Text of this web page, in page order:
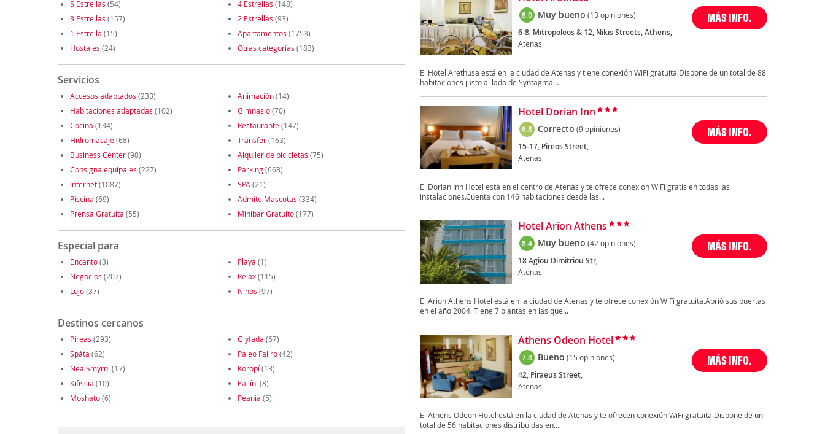
5 Estrellas (54) 4 Estrellas (148)
3 Estrellas (157) 2 Estrellas (93)
1 Estrella (15) Apartamentos (1753)
Hostales (24) Otras categorías (183)
Servicios
Accesos adaptados (233) Animación(14)
Habitaciones adaptadas (102) Gimnasio(70)
Cocina (134) Restaurante(147)
Hidromasaje(68) Transfer(163)
Business Center(98) Alquiler de bicicletas (75)
Consigna equipajes (227) Parking(663)
Internet(1087) SPA (21)
Piscina (69) Admite Mascotas (334)
Prensa Gratuita (55) Minibar Gratuito(177)
Especial para
Encanto(3) Playa (1)
Negocios (207) Relax(115)
Lujo(37) Niños (97)
Destinos cercanos
Pireas (293) Glyfada (67)
Spáta (62) Paleo Faliro(42)
Nea Smyrni (17) Koropí(13)
Kifissia (10) Pallíni (8)
Moshato(6) Peania (5)
8.0 Muy bueno (13 opiniones)
6-8, Mitropoleos & 12, Nikis Streets, Athens,
Atenas
MÁS INFO.
El Hotel Arethusa está en la ciudad de Atenas y tiene conexión WiFi gratuita.Dispone de un total de 88
habitaciones justo al lado de Syntagma...
Hotel Dorian Inn
6.8 Correcto (9 opiniones)
15-17, Pireos Street,
Atenas
MÁS INFO.
El Dorian Inn Hotel está en el centro de Atenas y te ofrece conexión WiFi gratis en todas las
instalaciones.Cuenta con 146 habitaciones desde las...
Hotel Arion Athens
8.4 Muy bueno (42 opiniones)
18 Agiou Dimitriou Str,
Atenas
MÁS INFO.
El Arion Athens Hotel está en la ciudad de Atenas y te ofrece conexión WiFi gratuita.Abrió sus puertas
en el año 2004. Tiene 7 plantas en las que...
Athens Odeon Hotel
7.8 Bueno (15 opiniones)
42, Piraeus Street,
Atenas
MÁS INFO.
El Athens Odeon Hotel está en la ciudad de Atenas y te ofrecen conexión WiFi gratuita.Dispone de un
total de 56 habitaciones distribuidas en...